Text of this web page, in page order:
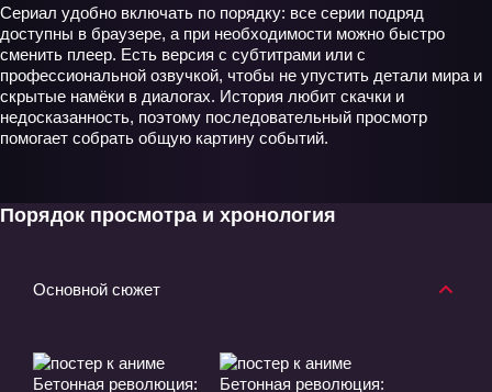
Сериал удобно включать по порядку: все серии подряд
доступны в браузере, а при необходимости можно быстро
сменить плеер. Есть версия с субтитрами или с
профессиональной озвучкой, чтобы не упустить детали мира и
скрытые намёки в диалогах. История любит скачки и
недосказанность, поэтому последовательный просмотр
помогает собрать общую картину событий.
Порядок просмотра и хронология
Основной сюжет